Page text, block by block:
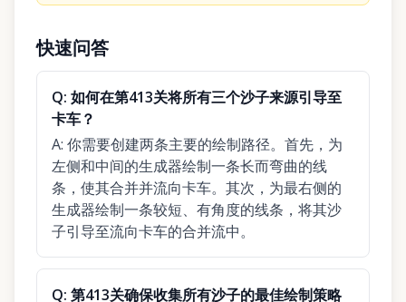
快速问答
Q: 如何在第413关将所有三个沙子来源引导至
卡车？
A: 你需要创建两条主要的绘制路径。首先，为
左侧和中间的生成器绘制一条长而弯曲的线
条，使其合并并流向卡车。其次，为最右侧的
生成器绘制一条较短、有角度的线条，将其沙
子引导至流向卡车的合并流中。
Q: 第413关确保收集所有沙子的最佳绘制策略